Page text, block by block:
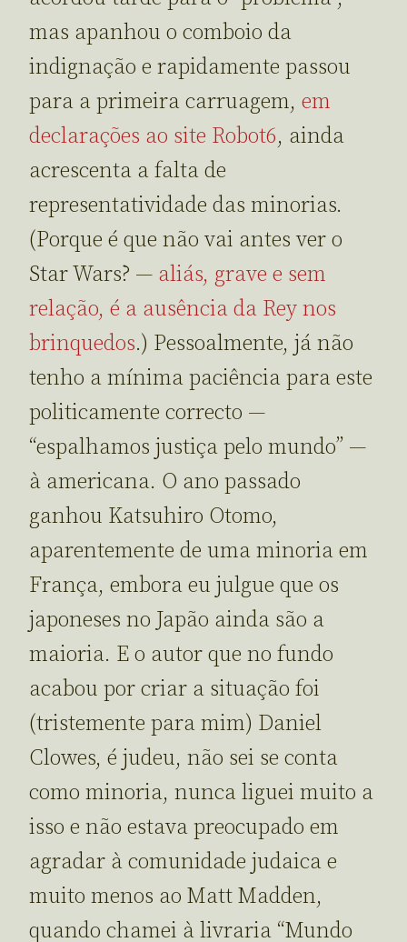
mas apanhou o comboio da
indignação e rapidamente passou
para a primeira carruagem, em
declarações ao site Robot6, ainda
acrescenta a falta de
representatividade das minorias.
(Porque é que não vai antes ver o
Star Wars? — aliás, grave e sem
relação, é a ausência da Rey nos
brinquedos.) Pessoalmente, já não
tenho a mínima paciência para este
politicamente correcto —
“espalhamos justiça pelo mundo” —
à americana. O ano passado
ganhou Katsuhiro Otomo,
aparentemente de uma minoria em
França, embora eu julgue que os
japoneses no Japão ainda são a
maioria. E o autor que no fundo
acabou por criar a situação foi
(tristemente para mim) Daniel
Clowes, é judeu, não sei se conta
como minoria, nunca liguei muito a
isso e não estava preocupado em
agradar à comunidade judaica e
muito menos ao Matt Madden,
quando chamei à livraria “Mundo